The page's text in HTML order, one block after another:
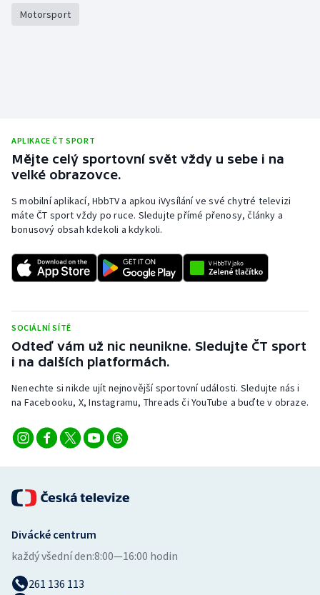
Motorsport
APLIKACE ČT SPORT
Mějte celý sportovní svět vždy u sebe i na
velké obrazovce.
S mobilní aplikací, HbbTV a apkou iVysílání ve své chytré televizi
máte ČT sport vždy po ruce. Sledujte přímé přenosy, články a
bonusový obsah kdekoli a kdykoli.
SOCIÁLNÍ SÍTĚ
Odteď vám už nic neunikne. Sledujte ČT sport
i na dalších platformách.
Nenechte si nikde ujít nejnovější sportovní události. Sledujte nás i
na Facebooku, X, Instagramu, Threads či YouTube a buďte v obraze.
Divácké centrum
každý všední den:8:00—16:00 hodin
261 136 113